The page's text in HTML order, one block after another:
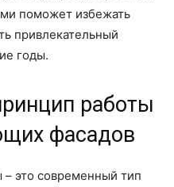
поможет избежать
привлекательный
годы.
работы
фасадов
это современный тип